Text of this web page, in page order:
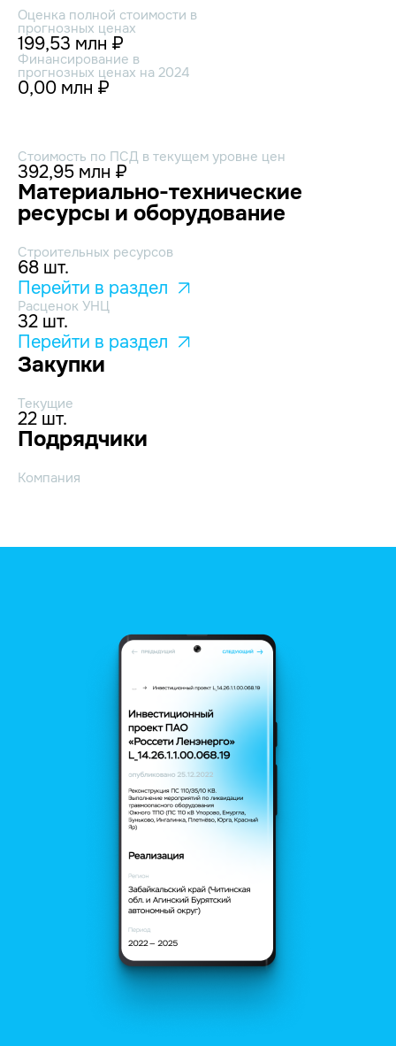
Оценка полной стоимости в
прогнозных ценах
199,53 млн ₽
Финансирование в
прогнозных ценах на 2024
0,00 млн ₽
Стоимость по ПСД в текущем уровне цен
392,95 млн ₽
Материально-технические
ресурсы и оборудование
Строительных ресурсов
68 шт.
Перейти в раздел
Расценок УНЦ
32 шт.
Перейти в раздел
Закупки
Текущие
22 шт.
Подрядчики
Компания